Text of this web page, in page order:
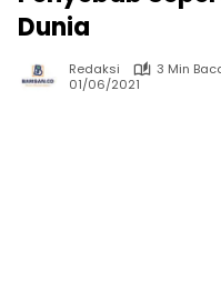
Dunia
Redaksi
3 Min
01/06/2021